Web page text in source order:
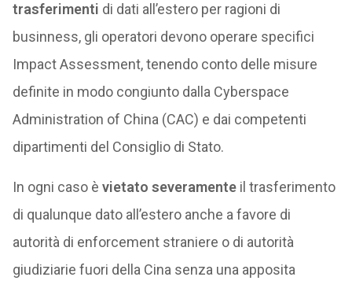
trasferimenti di dati all’estero per ragioni di
businness, gli operatori devono operare specifici
Impact Assessment, tenendo conto delle misure
definite in modo congiunto dalla Cyberspace
Administration of China (CAC) e dai competenti
dipartimenti del Consiglio di Stato.
In ogni caso è vietato severamenteil trasferimento
di qualunque dato all’estero anche a favore di
autorità di enforcement straniere o di autorità
giudiziarie fuori della Cina senza una apposita